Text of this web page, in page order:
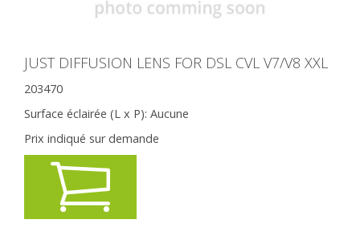
JUST DIFFUSION LENS FOR DSL CVL V7/V8 XXL
203470
Surface éclairée (L x P): Aucune
Prix indiqué sur demande